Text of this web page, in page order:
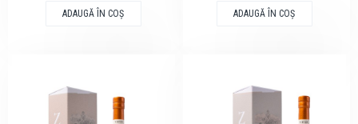
ADAUGĂ ÎN COŞ ADAUGĂ ÎN COŞ